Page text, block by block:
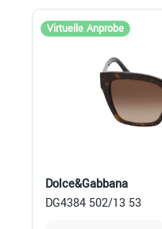
Virtuelle Anprobe
Dolce&Gabbana
DG4384 502/13 53